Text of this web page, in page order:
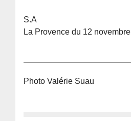
S.A
La Provence du 12 novembre
Photo Valérie Suau